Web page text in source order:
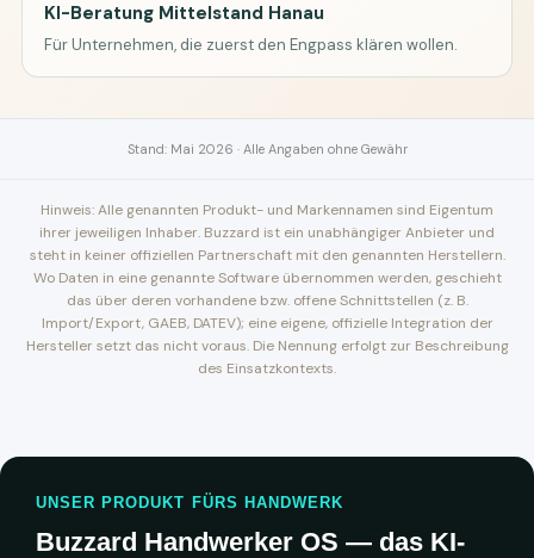
KI-Beratung Mittelstand Hanau
Für Unternehmen, die zuerst den Engpass klären wollen.
Stand: Mai 2026 · Alle Angaben ohne Gewähr
Hinweis: Alle genannten Produkt- und Markennamen sind Eigentum
ihrer jeweiligen Inhaber. Buzzard ist ein unabhängiger Anbieter und
steht in keiner offiziellen Partnerschaft mit den genannten Herstellern.
Wo Daten in eine genannte Software übernommen werden, geschieht
das über deren vorhandene bzw. offene Schnittstellen (z. B.
Import/Export, GAEB, DATEV); eine eigene, offizielle Integration der
Hersteller setzt das nicht voraus. Die Nennung erfolgt zur Beschreibung
des Einsatzkontexts.
UNSER PRODUKT FÜRS HANDWERK
Buzzard Handwerker OS — das KI-